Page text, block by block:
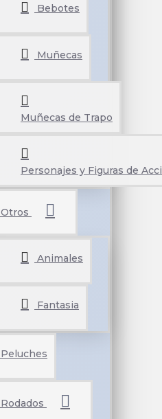
Bebotes
Muñecas
Muñecas de Trapo
Personajes y Figuras de
Otros
Animales
Fantasia
Peluches
Rodados